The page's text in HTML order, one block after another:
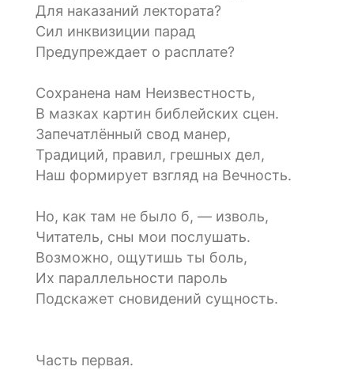
Для наказаний лектората?
Сил инквизиции парад
Предупреждает о расплате?
Сохранена нам Неизвестность,
В мазках картин библейских сцен.
Запечатлённый свод манер,
Традиций, правил, грешных дел,
Наш формирует взгляд на Вечность.
Но, как там не было б, — изволь,
Читатель, сны мои послушать.
Возможно, ощутишь ты боль,
Их параллельности пароль
Подскажет сновидений сущность.
Часть первая.